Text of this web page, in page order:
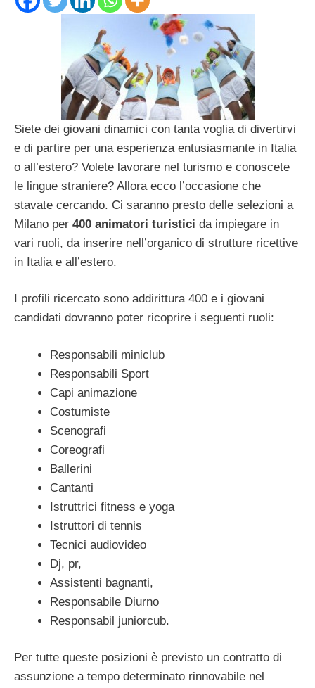
Siete dei giovani dinamici con tanta voglia di divertirvi
e di partire per una esperienza entusiasmante in Italia
o all’estero? Volete lavorare nel turismo e conoscete
le lingue straniere? Allora ecco l’occasione che
stavate cercando. Ci saranno presto delle selezioni a
Milano per 400 animatori turistici da impiegare in
vari ruoli, da inserire nell’organico di strutture ricettive
in Italia e all’estero.
I profili ricercato sono addirittura 400 e i giovani
candidati dovranno poter ricoprire i seguenti ruoli:
Responsabili miniclub
Responsabili Sport
Capi animazione
Costumiste
Scenografi
Coreografi
Ballerini
Cantanti
Istruttrici fitness e yoga
Istruttori di tennis
Tecnici audiovideo
Dj, pr,
Assistenti bagnanti,
Responsabile Diurno
Responsabil juniorcub.
Per tutte queste posizioni è previsto un contratto di
assunzione a tempo determinato rinnovabile nel